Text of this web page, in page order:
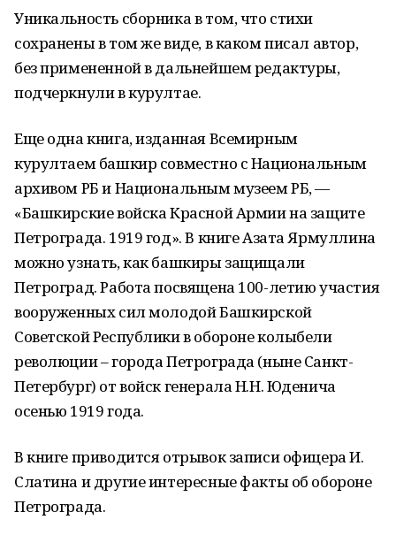
Уникальность сборника в том, что стихи
сохранены в том же виде, в каком писал автор,
без примененной в дальнейшем редактуры,
подчеркнули в курултае.
Еще одна книга, изданная Всемирным
курултаем башкир совместно с Национальным
архивом РБ и Национальным музеем РБ, —
«Башкирские войска Красной Армии на защите
Петрограда. 1919 год». В книге Азата Ярмуллина
можно узнать, как башкиры защищали
Петроград. Работа посвящена 100-летию участия
вооруженных сил молодой Башкирской
Советской Республики в обороне колыбели
революции – города Петрограда (ныне Санкт-
Петербург) от войск генерала Н.Н. Юденича
осенью 1919 года.
В книге приводится отрывок записи офицера И.
Слатина и другие интересные факты об обороне
Петрограда.